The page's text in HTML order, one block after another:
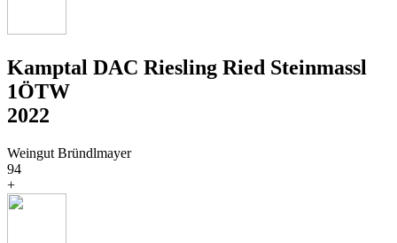
Kamptal DAC Riesling Ried Steinmassl
1ÖTW
2022
Weingut Bründlmayer
94
+